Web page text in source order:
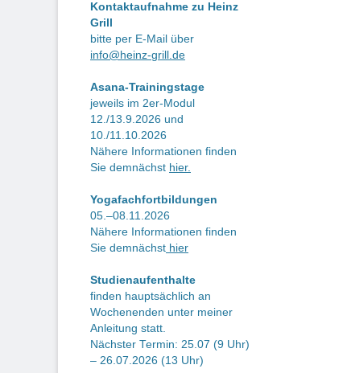
Kontaktaufnahme zu Heinz
Grill
bitte per E-Mail über
info@heinz-grill.de
Asana-Trainingstage
jeweils im 2er-Modul
12./13.9.2026 und
10./11.10.2026
Nähere Informationen finden
Sie demnächst hier.
Yogafachfortbildungen
05.–08.11.2026
Nähere Informationen finden
Sie demnächst hier
Studienaufenthalte
finden hauptsächlich an
Wochenenden unter meiner
Anleitung statt.
Nächster Termin: 25.07 (9 Uhr)
– 26.07.2026 (13 Uhr)